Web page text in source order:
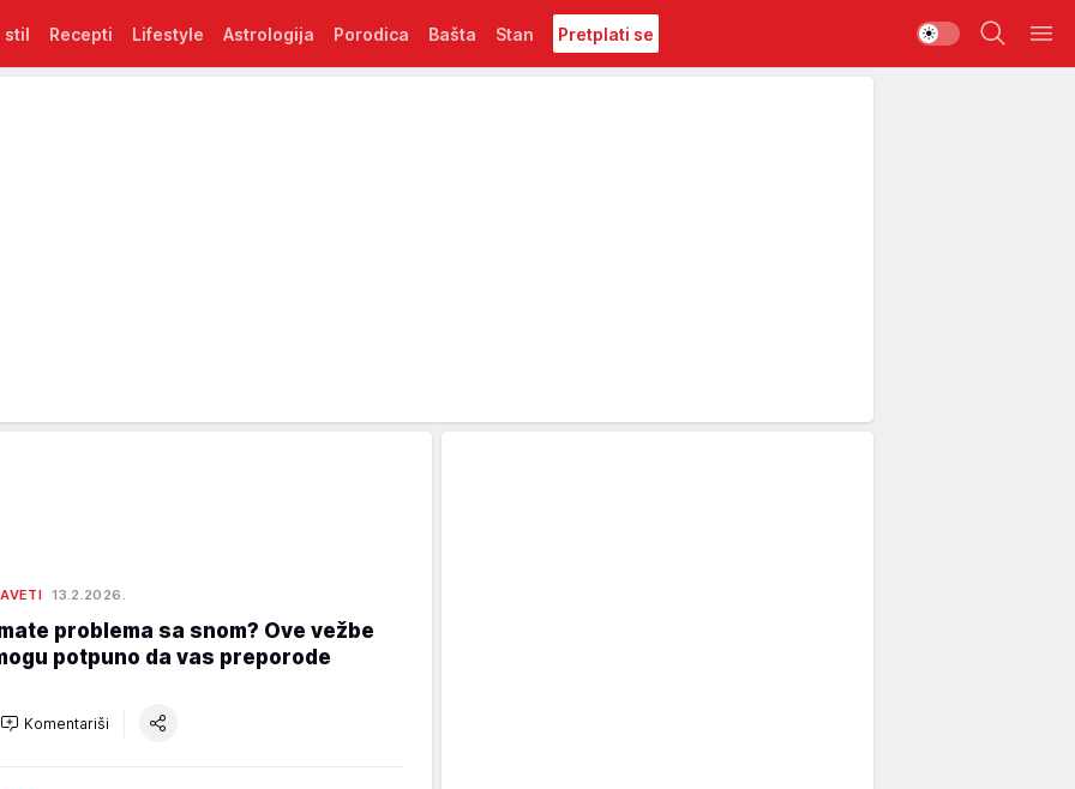
stil Recepti Lifestyle Astrologija Porodica Bašta Stan Pretplati se
13.2.2026.
problema sa snom? Ove vežbe
potpuno da vas preporode
Komentariši